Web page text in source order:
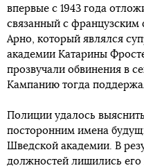
впервые с 1943 года
связанный с
Арно, который являлся
академии Катарины
прозвучали обвинения в
Кампанию тогда
Полиции удалось
посторонним имена
Шведской академии. В
должностей лишились его